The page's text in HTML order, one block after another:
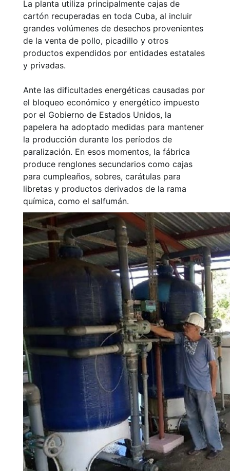
La planta utiliza principalmente cajas de
cartón recuperadas en toda Cuba, al incluir
grandes volúmenes de desechos provenientes
de la venta de pollo, picadillo y otros
productos expendidos por entidades estatales
y privadas.
Ante las dificultades energéticas causadas por
el bloqueo económico y energético impuesto
por el Gobierno de Estados Unidos, la
papelera ha adoptado medidas para mantener
la producción durante los períodos de
paralización. En esos momentos, la fábrica
produce renglones secundarios como cajas
para cumpleaños, sobres, carátulas para
libretas y productos derivados de la rama
química, como el salfumán.